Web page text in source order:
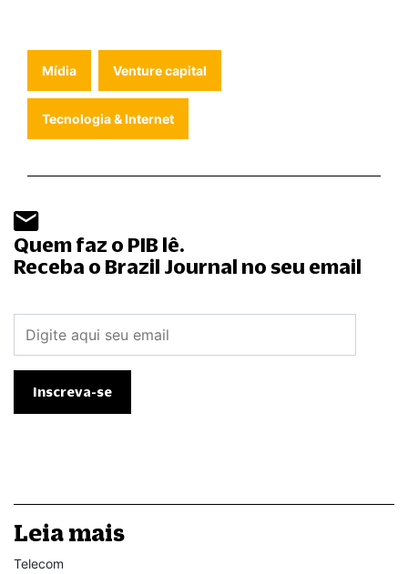
Mídia Venture capital
Tecnologia & Internet
Quem faz o PIB lê.
Receba o Brazil Journal no seu email
Leia mais
Telecom